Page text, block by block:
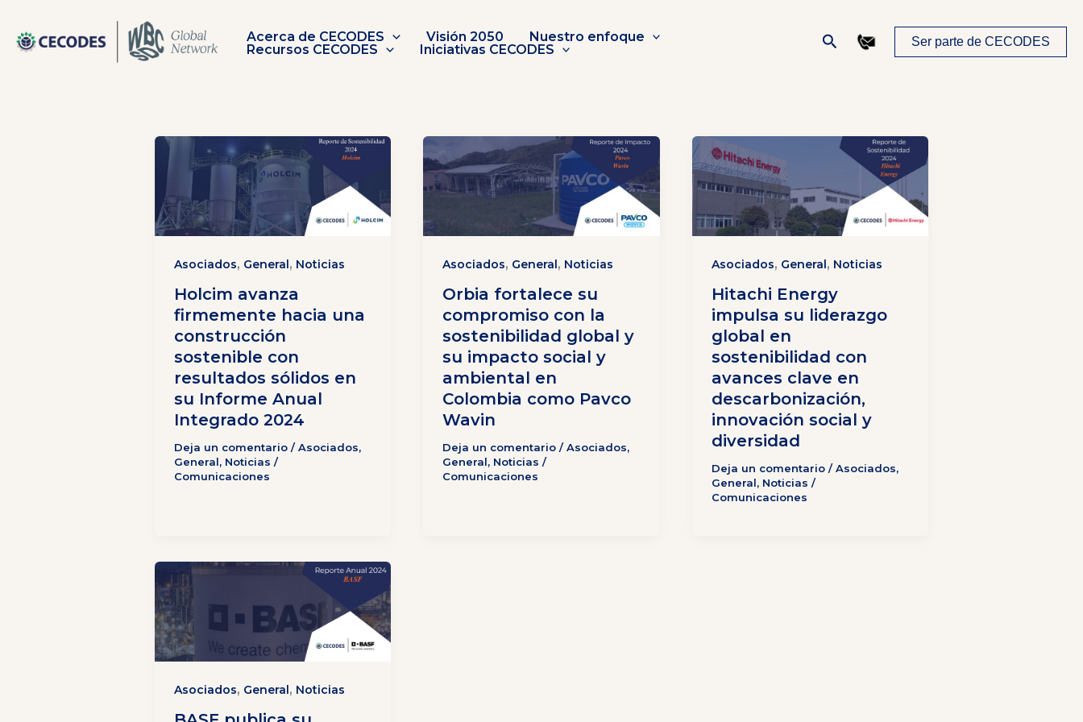
contenido
Acerca de CECODES Visión 2050
Nuestro enfoque
Recursos CECODES
Iniciativas CECODES Buscar Ser parte de CECODES
Asociados, General, Noticias
Holcim avanza
firmemente hacia una
construcción
sostenible con
resultados sólidos en
su Informe Anual
Integrado 2024
Deja un comentario /Asociados,
General, Noticias /
Comunicaciones
Asociados, General, Noticias
Orbia fortalece su
compromiso con la
sostenibilidad global y
su impacto social y
ambiental en
Colombia como Pavco
Wavin
Deja un comentario /Asociados,
General, Noticias /
Comunicaciones
Asociados, General, Noticias
Hitachi Energy
impulsa su liderazgo
global en
sostenibilidad con
avances clave en
descarbonización,
innovación social y
diversidad
Deja un comentario /Asociados,
General, Noticias /
Comunicaciones
Asociados, General , Noticias